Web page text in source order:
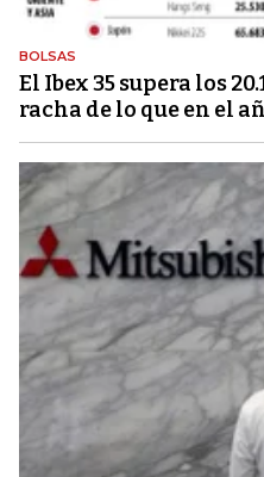
BOLSAS
El Ibex 35 supera los
racha de lo que en el